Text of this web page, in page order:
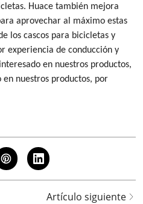
Huace también mejora
aprovechar al máximo estas
los cascos para bicicletas y
experiencia de conducción y
en nuestros productos,
en nuestros productos, por
Artículo siguiente